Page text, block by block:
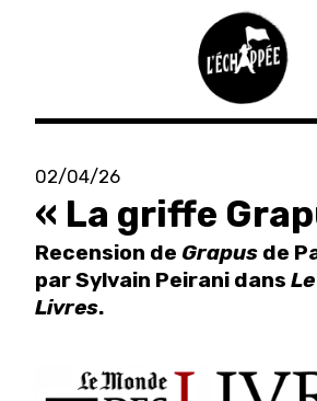
Aller
contenu
principal
02/04/26
« La griffe
Recension de Grapus de
par Sylvain Peirani dans
Livres.